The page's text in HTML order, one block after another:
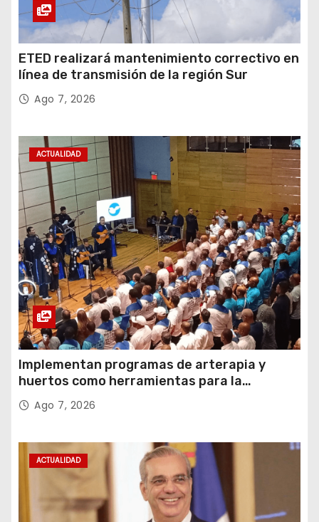
ETED realizará mantenimiento correctivo en
línea de transmisión de la región Sur
Ago 7, 2026
ACTUALIDAD
Implementan programas de arterapia y
huertos como herramientas para la
recuperación y la inclusión social
Ago 7, 2026
ACTUALIDAD